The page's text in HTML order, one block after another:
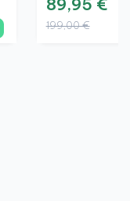
89,95 €
199,00 €